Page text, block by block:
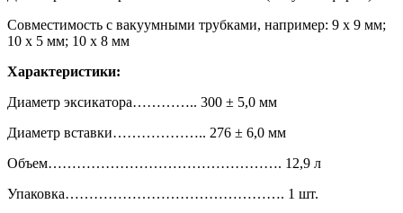
Совместимость с вакуумными трубками, например: 9 х 9 мм;
10 х 5 мм; 10 х 8 мм
Характеристики:
Диаметр эксикатора………….. 300 ± 5,0 мм
Диаметр вставки……………….. 276 ± 6,0 мм
Объем…………………………………………. 12,9 л
Упаковка………………………………………. 1 шт.